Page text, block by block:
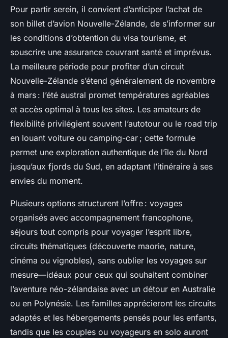
Pour partir serein, il convient d’anticiper l’achat de
son billet d’avion Nouvelle-Zélande, de s’informer sur
les conditions d’obtention du visa tourisme, et
souscrire une assurance couvrant santé et imprévus.
La meilleure période pour profiter d’un circuit
Nouvelle-Zélande s’étend généralement de novembre
à mars : l’été austral promet températures agréables
et accès optimal à tous les sites. Les amateurs de
flexibilité privilégient souvent l’autotour ou le road trip
en louant voiture ou camping-car ; cette formule
permet une exploration authentique de l’île du Nord
jusqu’aux fjords du Sud, en adaptant l’itinéraire à ses
envies du moment.
Plusieurs options structurent l’offre : voyages
organisés avec accompagnement francophone,
séjours tout compris pour voyager l’esprit libre,
circuits thématiques (découverte maorie, nature,
cinéma ou vignobles), sans oublier les voyages sur
mesure—idéaux pour ceux qui souhaitent combiner
l’aventure néo-zélandaise avec un détour en Australie
ou en Polynésie. Les familles apprécieront les circuits
adaptés et les hébergements pensés pour les enfants,
tandis que les couples ou voyageurs en solo auront